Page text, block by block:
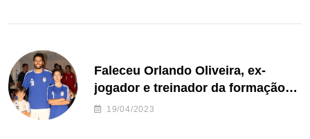
Faleceu Orlando Oliveira, ex-
jogador e treinador da formação
de andebol do Feirense
19/04/2023